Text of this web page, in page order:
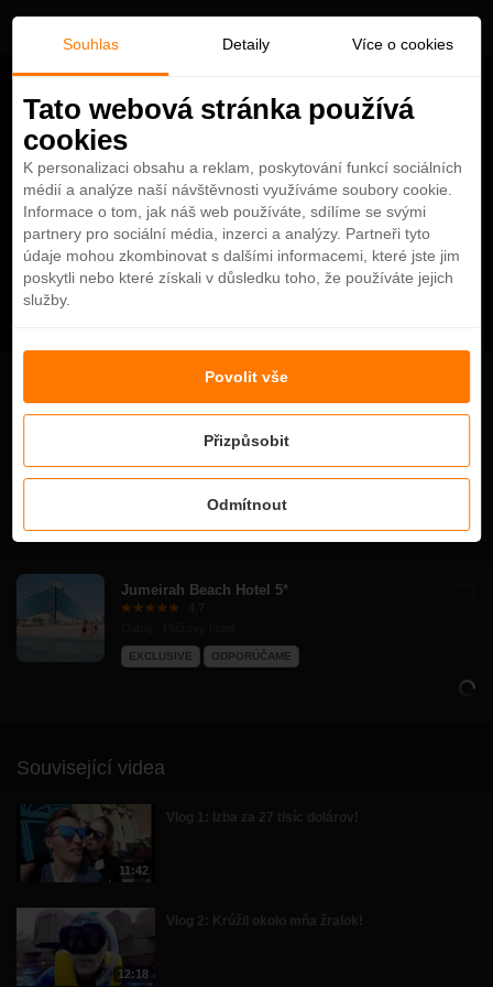
Hotel in Video
Jumeirah Beach Hotel 5*
EXCLUSIVE ODPORÚČAME
Související videa
11:42
Vlog 1: Izba za 27 tisíc dolárov!
12:18
Vlog 2: Krúžil okolo mňa žralok!
Souhlas Detaily Více o cookies
Tato webová stránka používá
cookies
K personalizaci obsahu a reklam, poskytování funkcí sociálních
médií a analýze naší návštěvnosti využíváme soubory cookie.
Informace o tom, jak náš web používáte, sdílíme se svými
partnery pro sociální média, inzerci a analýzy. Partneři tyto
údaje mohou zkombinovat s dalšími informacemi, které jste jim
poskytli nebo které získali v důsledku toho, že používáte jejich
služby.
Odmítnout
Přizpůsobit
Povolit vše